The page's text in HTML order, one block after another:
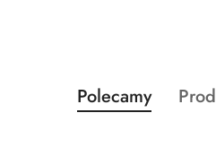
Pomiń karuzelę
Produkty
o
Polecamy